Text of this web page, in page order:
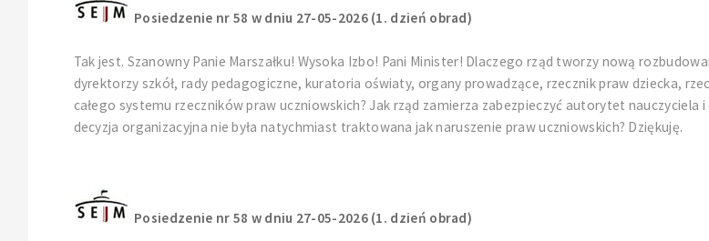
Posiedzenie nr 58 w dniu 27-05-2026 (1. dzień obrad)
Tak jest. Szanowny Panie Marszałku! Wysoka Izbo! Pani Minister! Dlaczego rząd tworzy nową
dyrektorzy szkół, rady pedagogiczne, kuratoria oświaty, organy prowadzące, rzecznik praw dziecka,
całego systemu rzeczników praw uczniowskich? Jak rząd zamierza zabezpieczyć autorytet
decyzja organizacyjna nie była natychmiast traktowana jak naruszenie praw uczniowskich? Dziękuję.
Posiedzenie nr 58 w dniu 27-05-2026 (1. dzień obrad)